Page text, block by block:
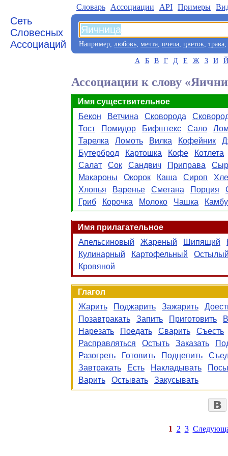
Сеть
Словесных
Ассоциаций
Словарь Aссоциации API Примеры
Например, любовь, мечта, пчела, цветок, трава,
А Б В Г Д Е Ж З И Й
Ассоциации к слову
Имя существительное
Бекон
Ветчина Сковорода
Тост
Помидор Бифштекс Сало
Тарелка
Ломоть Вилка Кофейник
Бутерброд
Картошка Кофе
Котлета
Салат
Сок Сандвич Приправа
Сыр
Макароны
Окорок Каша Сироп
Хлопья
Варенье Сметана Порция
Гриб
Корочка Молоко Чашка
Имя прилагательное
Апельсиновый
Жареный Шипящий
Кулинарный
Картофельный
Кровяной
Глагол
Жарить
Поджарить Зажарить
Позавтракать
Запить Приготовить
Нарезать
Поедать Сварить
Съесть
Расправляться
Остыть Заказать
Разогреть
Готовить Подцепить
Завтракать
Есть Накладывать
Варить
Остывать Закусывать
1 2 3